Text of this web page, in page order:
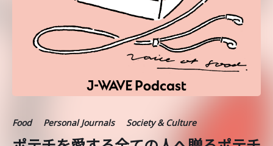
Food Personal Journals Society & Culture